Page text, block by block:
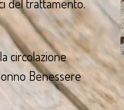
del trattamento.
circolazione
Benessere